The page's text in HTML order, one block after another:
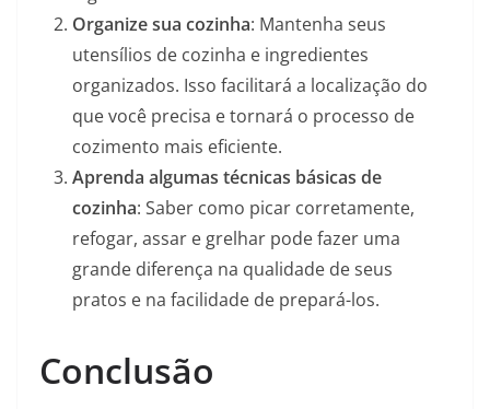
Organize sua cozinha: Mantenha seus
utensílios de cozinha e ingredientes
organizados. Isso facilitará a localização do
que você precisa e tornará o processo de
cozimento mais eficiente.
Aprenda algumas técnicas básicas de
cozinha: Saber como picar corretamente,
refogar, assar e grelhar pode fazer uma
grande diferença na qualidade de seus
pratos e na facilidade de prepará-los.
Conclusão